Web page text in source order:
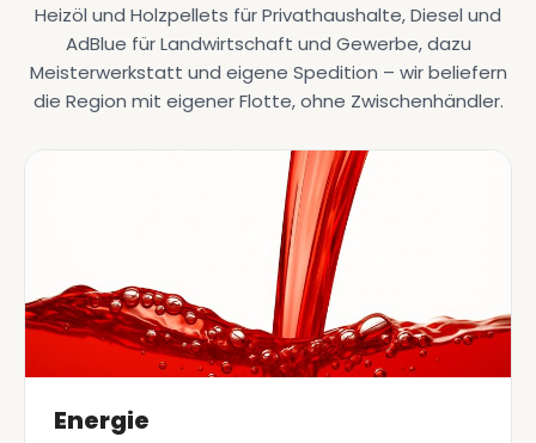
Heizöl und Holzpellets für Privathaushalte, Diesel und
AdBlue für Landwirtschaft und Gewerbe, dazu
Meisterwerkstatt und eigene Spedition – wir beliefern
die Region mit eigener Flotte, ohne Zwischenhändler.
Energie